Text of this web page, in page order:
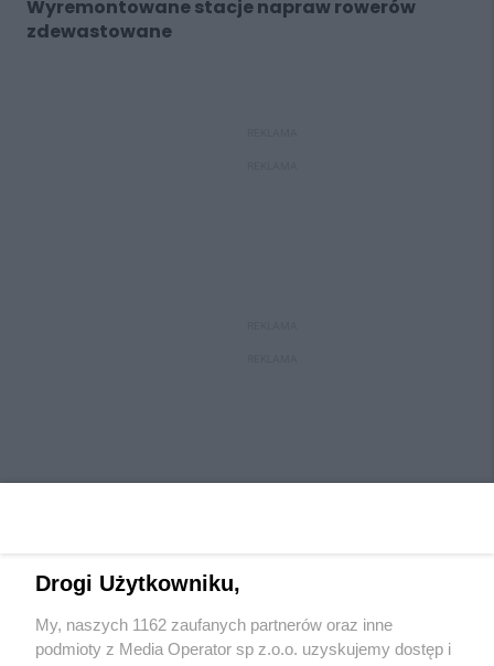
Wyremontowane stacje napraw rowerów
zdewastowane
Wydawca mediówlokalnych
Drogi Użytkowniku,
My, naszych 1162 zaufanych partnerów oraz inne
podmioty z Media Operator sp z.o.o. uzyskujemy dostęp i